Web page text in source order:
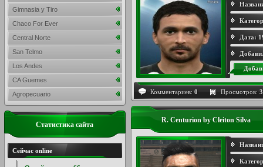
Дата:
Комментариев: 0 Просмотров:
R. Centurion by Cleiton Silva
Gimnasia y Tiro
Chaco For Ever
Central Norte
San Telmo
Los Andes
CA Guemes
Agropecuario
Статистика сайта
Сейчас online